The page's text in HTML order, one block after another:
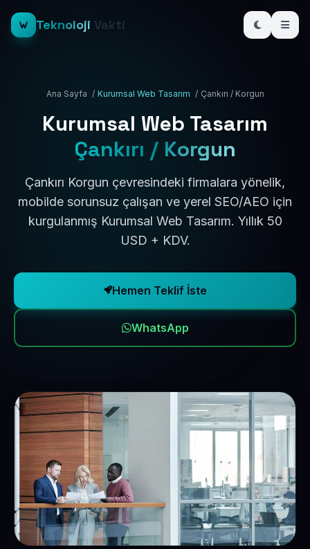
Teknoloji Vakti
Ana Sayfa / Kurumsal Web Tasarım / Çankırı / Korgun
Kurumsal Web Tasarım
Çankırı / Korgun
Çankırı Korgun çevresindeki firmalara yönelik,
mobilde sorunsuz çalışan ve yerel SEO/AEO için
kurgulanmış Kurumsal Web Tasarım. Yıllık 50
USD + KDV.
Hemen Teklif İste
WhatsApp